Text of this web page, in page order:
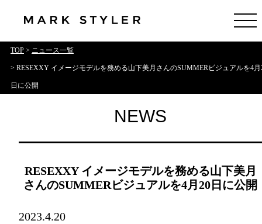
TOP > ニュース一覧
> RESEXXY イメージモデルを務める山下美月さんのSUMMERビジュアルを4月
日に公開
NEWS
RESEXXY イメージモデルを務める山下美月
さんのSUMMERビジュアルを4月20日に公開
2023.4.20